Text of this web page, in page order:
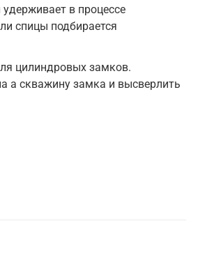
в процессе
спицы подбирается
цилиндровых замков.
а скважину замка и высверлить